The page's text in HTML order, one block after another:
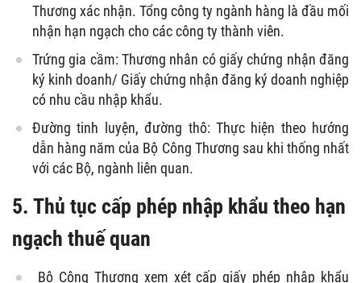
Thương xác nhận. Tổng công ty ngành hàng là đầu mối
nhận hạn ngạch cho các công ty thành viên.
Trứng gia cầm: Thương nhân có giấy chứng nhận đăng
ký kinh doanh/ Giấy chứng nhận đăng ký doanh nghiệp
có nhu cầu nhập khẩu.
Đường tinh luyện, đường thô: Thực hiện theo hướng
dẫn hàng năm của Bộ Công Thương sau khi thống nhất
với các Bộ, ngành liên quan.
5. Thủ tục cấp phép nhập khẩu theo hạn
ngạch thuế quan
Bộ Công Thương xem xét cấp giấy phép nhập khẩu